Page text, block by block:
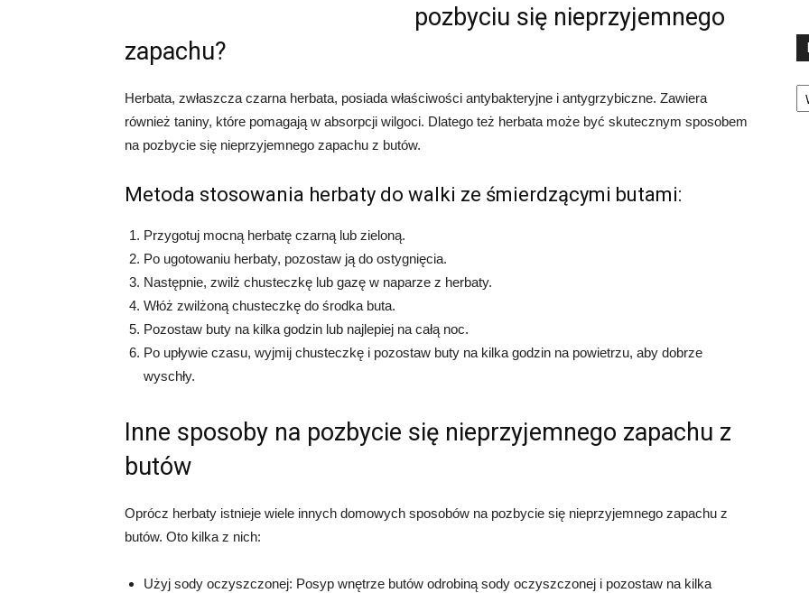
pozbyciu się nieprzyjemnego
zapachu?
Herbata, zwłaszcza czarna herbata, posiada właściwości antybakteryjne i antygrzybiczne. Zawiera
również taniny, które pomagają w absorpcji wilgoci. Dlatego też herbata może być skutecznym sposobem
na pozbycie się nieprzyjemnego zapachu z butów.
Metoda stosowania herbaty do walki ze śmierdzącymi butami:
Przygotuj mocną herbatę czarną lub zieloną.
Po ugotowaniu herbaty, pozostaw ją do ostygnięcia.
Następnie, zwilż chusteczkę lub gazę w naparze z herbaty.
Włóż zwilżoną chusteczkę do środka buta.
Pozostaw buty na kilka godzin lub najlepiej na całą noc.
Po upływie czasu, wyjmij chusteczkę i pozostaw buty na kilka godzin na powietrzu, aby dobrze
wyschły.
Inne sposoby na pozbycie się nieprzyjemnego zapachu z
butów
Oprócz herbaty istnieje wiele innych domowych sposobów na pozbycie się nieprzyjemnego zapachu z
butów. Oto kilka z nich:
Użyj sody oczyszczonej: Posyp wnętrze butów odrobiną sody oczyszczonej i pozostaw na kilka